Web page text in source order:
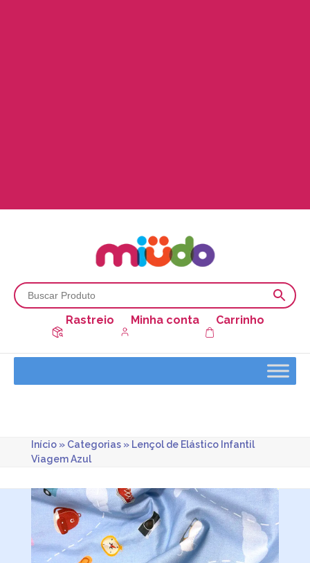
Rastreio Minha conta Carrinho
Início» Categorias» Lençol de Elástico Infantil
Viagem Azul